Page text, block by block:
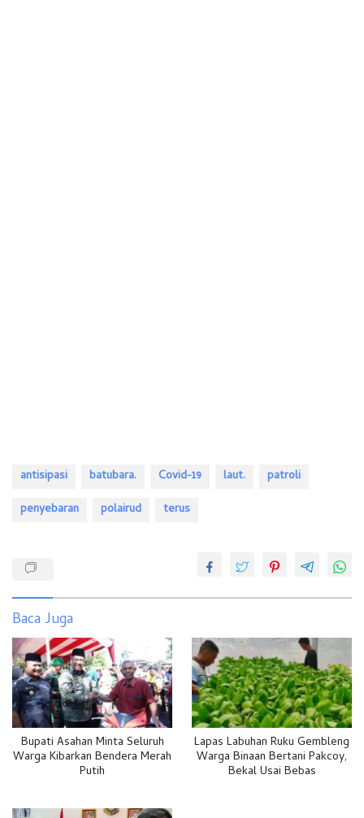
antisipasi batubara. Covid-19 laut.
patroli
penyebaran
polairud terus
Baca Juga
Bupati Asahan Minta Seluruh
Warga Kibarkan Bendera Merah
Putih
Lapas Labuhan Ruku Gembleng
Warga Binaan Bertani Pakcoy,
Bekal Usai Bebas